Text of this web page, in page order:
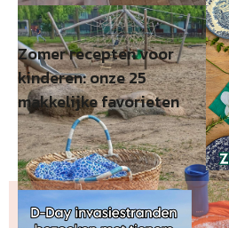
Zomer recepten voor
kinderen: onze 25
makkelijke favorieten